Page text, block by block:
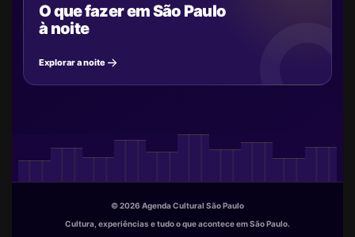
O que fazer em São Paulo
à noite
Explorar a noite
© 2026 Agenda Cultural São Paulo
Cultura, experiências e tudo o que acontece em São Paulo.